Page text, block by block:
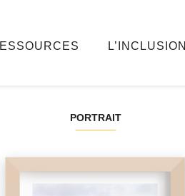
L’INCLUSION
PORTRAIT